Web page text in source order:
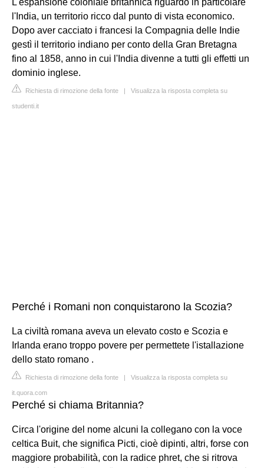
l'India, un territorio ricco dal punto di vista economico.
Dopo aver cacciato i francesi la Compagnia delle Indie
gestì il territorio indiano per conto della Gran Bretagna
fino al 1858, anno in cui l'India divenne a tutti gli effetti un
dominio inglese.
Richiesta di rimozione della fonte | Visualizza la risposta completa su
studenti.it
Perché i Romani non conquistarono la Scozia?
La civiltà romana aveva un elevato costo e Scozia e
Irlanda erano troppo povere per permettete l'istallazione
dello stato romano .
Richiesta di rimozione della fonte | Visualizza la risposta completa su
it.quora.com
Perché si chiama Britannia?
Circa l'origine del nome alcuni la collegano con la voce
celtica Buit, che significa Picti, cioè dipinti, altri, forse con
maggiore probabilità, con la radice phret, che si ritrova